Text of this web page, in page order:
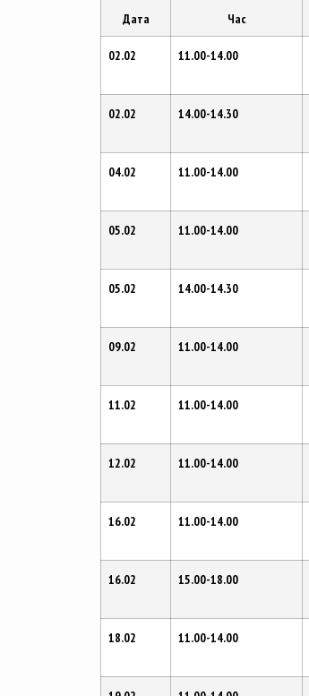
Дата Час
02.02 11.00-14.00
02.02 14.00-14.30
04.02 11.00-14.00
05.02 11.00-14.00
05.02 14.00-14.30
09.02 11.00-14.00
11.02 11.00-14.00
12.02 11.00-14.00
16.02 11.00-14.00
16.02 15.00-18.00
18.02 11.00-14.00